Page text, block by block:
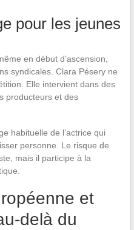
pour les jeunes
en début d’ascension,
syndicales. Clara Pésery ne
Elle intervient dans des
producteurs et des
habituelle de l’actrice qui
personne. Le risque de
mais il participe à la
et
delà du